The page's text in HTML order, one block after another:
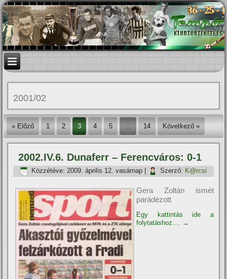
2001/02
« Előző 1 2 3 4 5 … 14 Következő »
2002.IV.6. Dunaferr – Ferencváros: 0-1
Közzétéve: 2009. április 12. vasárnap Szerző: K@rcsi
Gera Zoltán ismét
parádézott
Egy kattintás ide a
folytatáshoz.... →